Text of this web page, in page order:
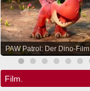
PAW Patrol: Der Dino-Film
Film.